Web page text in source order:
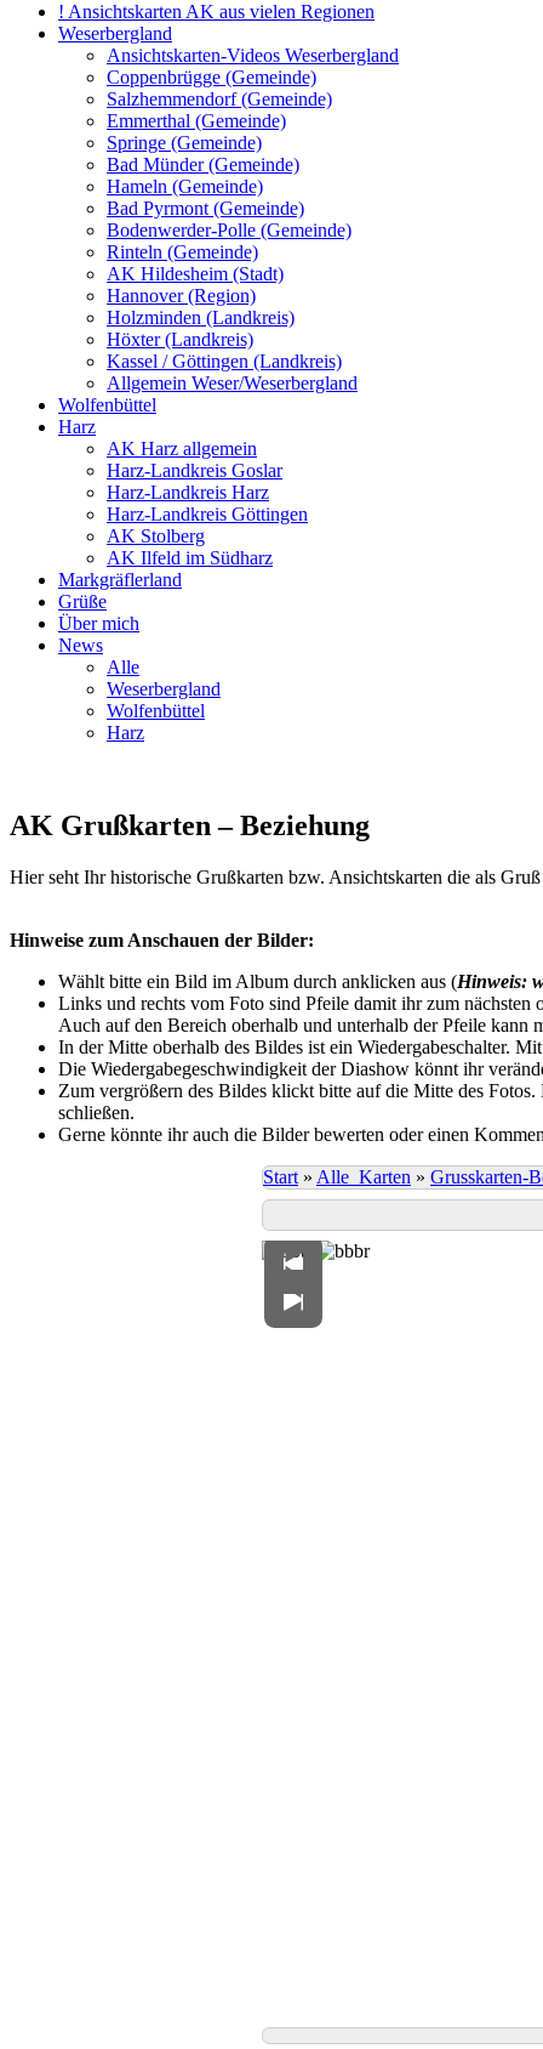
! Ansichtskarten AK aus vielen Regionen
Weserbergland
Ansichtskarten-Videos Weserbergland
Coppenbrügge (Gemeinde)
Salzhemmendorf (Gemeinde)
Emmerthal (Gemeinde)
Springe (Gemeinde)
Bad Münder (Gemeinde)
Hameln (Gemeinde)
Bad Pyrmont (Gemeinde)
Bodenwerder-Polle (Gemeinde)
Rinteln (Gemeinde)
AK Hildesheim (Stadt)
Hannover (Region)
Holzminden (Landkreis)
Höxter (Landkreis)
Kassel / Göttingen (Landkreis)
Allgemein Weser/Weserbergland
Wolfenbüttel
Harz
AK Harz allgemein
Harz-Landkreis Goslar
Harz-Landkreis Harz
Harz-Landkreis Göttingen
AK Stolberg
AK Ilfeld im Südharz
Markgräflerland
Grüße
Über mich
News
Alle
Weserbergland
Wolfenbüttel
Harz
AK Grußkarten – Beziehung
Hier seht Ihr historische Grußkarten bzw. Ansichtskarten die als
Hinweise zum Anschauen der Bilder:
Wählt bitte ein Bild im Album durch anklicken aus (Hinweis:
Links und rechts vom Foto sind Pfeile damit ihr zum
Auch auf den Bereich oberhalb und unterhalb der Pfeile kann
In der Mitte oberhalb des Bildes ist ein Wiedergabeschalter.
Die Wiedergabegeschwindigkeit der Diashow könnt ihr
Zum vergrößern des Bildes klickt bitte auf die Mitte des
schließen.
Gerne könnte ihr auch die Bilder bewerten oder einen
Start » Alle_Karten » Grusskarten-